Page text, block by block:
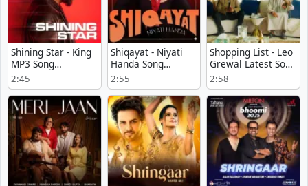
Shining Star - King
MP3 Song
Download
2:45
Shiqayat - Niyati
Handa Song
Download
2:55
Shopping List - Leo
Grewal Latest Song
Download
2:58